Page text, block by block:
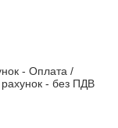
- Оплата /
- без ПДВ